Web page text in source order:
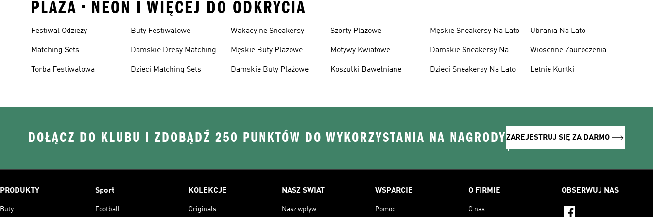
PLAZA • NEON I WIĘCEJ DO ODKRYCIA
Festiwal Odzieży
Matching Sets
Torba Festiwalowa
Buty Festiwalowe
Damskie Dresy Matching
Dzieci Matching Sets
Wakacyjne Sneakersy
Męskie Buty Plażowe
Damskie Buty Plażowe
Szorty Plażowe
Motywy Kwiatowe
Koszulki Bawełniane
Męskie Sneakersy Na Lato
Damskie Sneakersy Na
Dzieci Sneakersy Na Lato
Ubrania Na Lato
Wiosenne Zauroczenia
Letnie Kurtki
DOŁĄCZ DO KLUBU I ZDOBĄDŹ 250 PUNKTÓW DO WYKORZYSTANIA NA NAGRODYZAREJESTRUJ SIĘ ZA DARMO
PRODUKTY
Buty
Sport
Football
KOLEKCJE
Originals
NASZ ŚWIAT
Nasz wpływ
WSPARCIE
Pomoc
O FIRMIE
O nas
OBSERWUJ NAS